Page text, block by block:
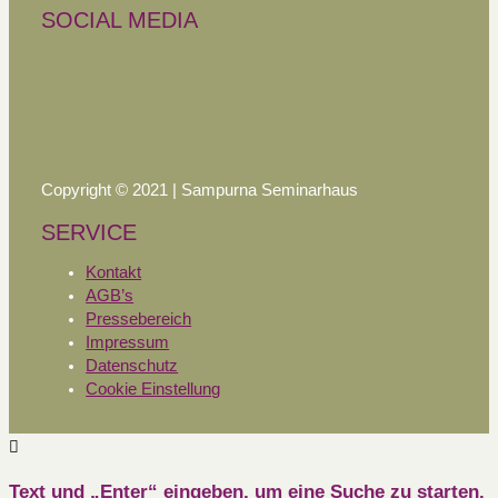
SOCIAL MEDIA
Copyright © 2021 | Sampurna Seminarhaus
SERVICE
Kontakt
AGB’s
Pressebereich
Impressum
Datenschutz
Cookie Einstellung
Text und „Enter“ eingeben, um eine Suche zu starten.